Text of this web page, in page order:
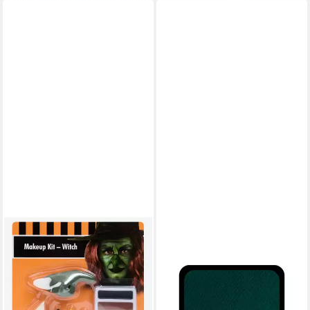
SPECTRUM
Theaterschminke Halloween
Make Up Set
Theaterschminke
7,77 €
lieferbar - in 4-5 Werktagen bei dir
up dunkelgrün
Wasserschminke - Fasching,